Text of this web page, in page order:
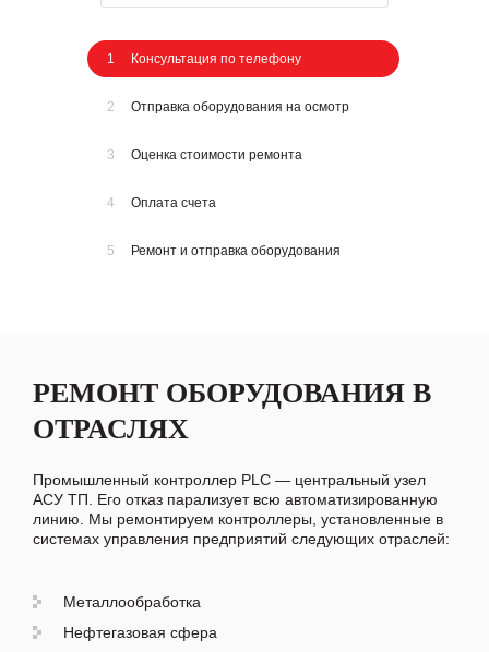
1 Консультация по телефону
2 Отправка оборудования на осмотр
3 Оценка стоимости ремонта
4 Оплата счета
5 Ремонт и отправка оборудования
РЕМОНТ ОБОРУДОВАНИЯ В
ОТРАСЛЯХ
Промышленный контроллер PLC — центральный узел
АСУ ТП. Его отказ парализует всю автоматизированную
линию. Мы ремонтируем контроллеры, установленные в
системах управления предприятий следующих отраслей:
Металлообработка
Нефтегазовая сфера